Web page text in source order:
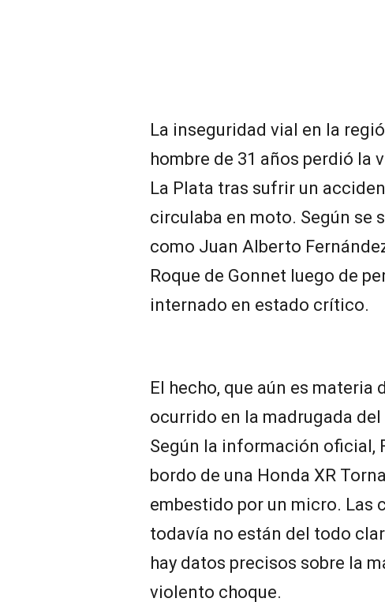
La inseguridad vial en la
hombre de 31 años perdió la
La Plata tras sufrir un
circulaba en moto. Según se
como Juan Alberto
Roque de Gonnet luego de
internado en estado crítico.
El hecho, que aún es materia
ocurrido en la madrugada
Según la información oficial,
bordo de una Honda XR
embestido por un micro. Las
todavía no están del todo
hay datos precisos sobre la
violento choque.